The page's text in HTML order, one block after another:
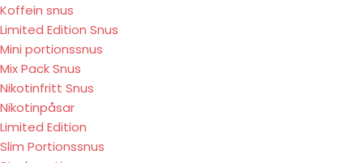
Koffein snus
Limited Edition Snus
Mini portionssnus
Mix Pack Snus
Nikotinfritt Snus
Nikotinpåsar
Limited Edition
Slim Portionssnus